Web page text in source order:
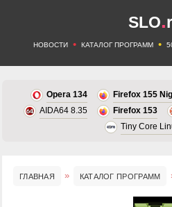
SLO.
НОВОСТИ • КАТАЛОГ ПРОГРАММ •
Opera 134
Firefox 155
AIDA64 8.35
Firefox 153
Tiny Core
ГЛАВНАЯ КАТАЛОГ ПРОГРАММ